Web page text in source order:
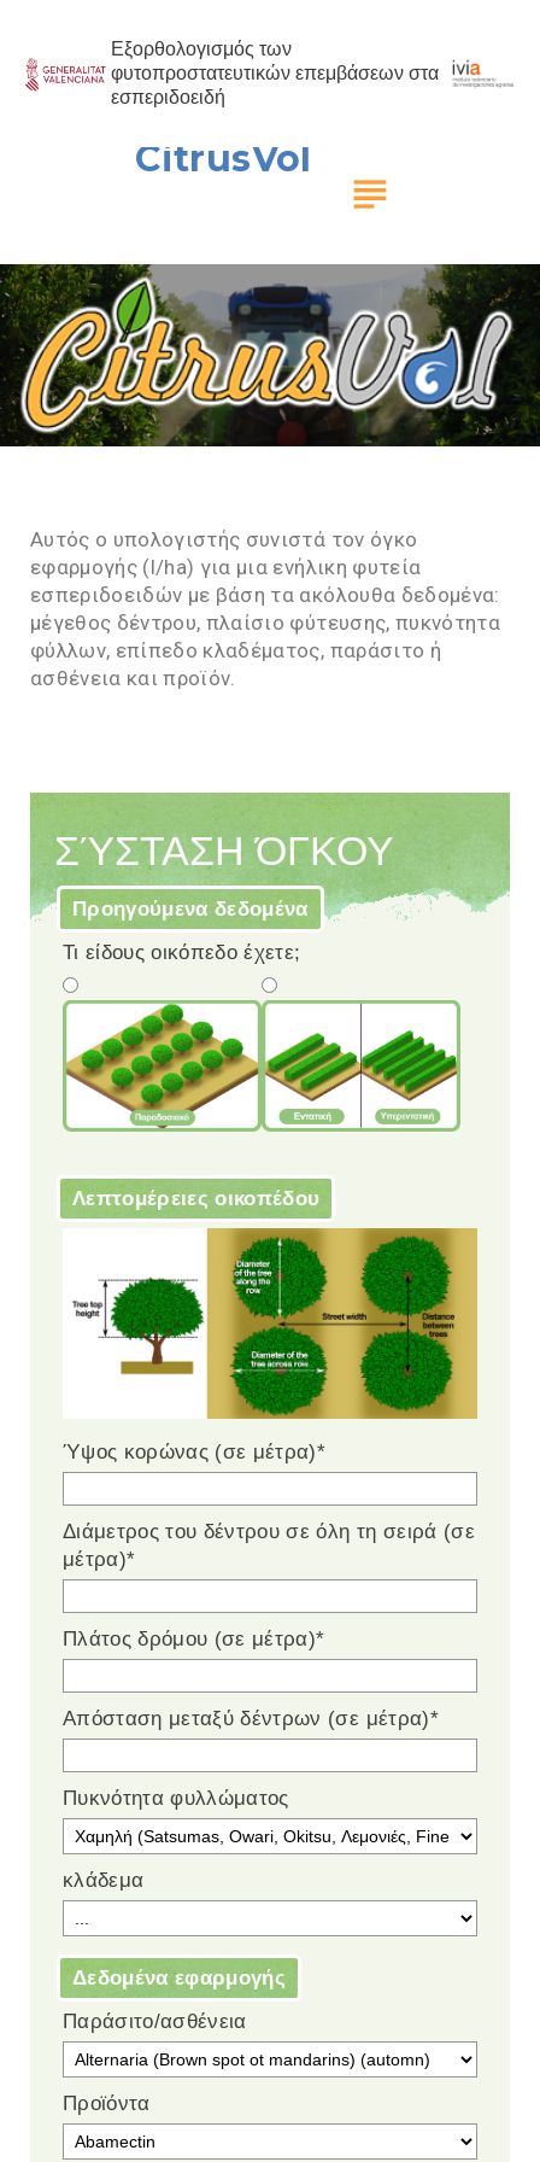
Εξορθολογισμός των
φυτοπροστατευτικών επεμβάσεων στα
εσπεριδοειδή
CitrusVol
subject
Αυτός ο υπολογιστής συνιστά τον όγκο
εφαρμογής (l/ha) για μια ενήλικη φυτεία
εσπεριδοειδών με βάση τα ακόλουθα δεδομένα:
μέγεθος δέντρου, πλαίσιο φύτευσης, πυκνότητα
φύλλων, επίπεδο κλαδέματος, παράσιτο ή
ασθένεια και προϊόν.
ΣΎΣΤΑΣΗ ΌΓΚΟΥ
Προηγούμενα δεδομένα
Τι είδους οικόπεδο έχετε;
Λεπτομέρειες οικοπέδου
Ύψος κορώνας (σε μέτρα)*
Διάμετρος του δέντρου σε όλη τη σειρά (σε
μέτρα)*
Πλάτος δρόμου (σε μέτρα)*
Απόσταση μεταξύ δέντρων (σε μέτρα)*
Πυκνότητα φυλλώματος
κλάδεμα
Δεδομένα εφαρμογής
Παράσιτο/ασθένεια
Προϊόντα